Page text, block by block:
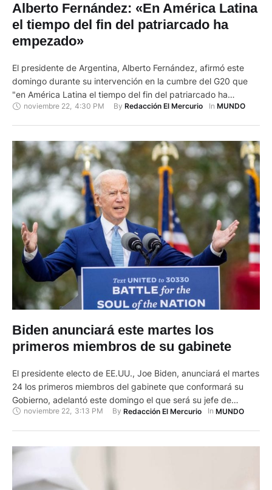
Alberto Fernández: «En América Latina
el tiempo del fin del patriarcado ha
empezado»
El presidente de Argentina, Alberto Fernández, afirmó este
domingo durante su intervención en la cumbre del G20 que
"en América Latina el tiempo del fin del patriarcado ha
empezado", y señaló que "el empoderamiento de las mujeres
noviembre 22 4:30 PM By Redacción El Mercurio In MUNDO
Biden anunciará este martes los
primeros miembros de su gabinete
El presidente electo de EE.UU., Joe Biden, anunciará el martes
24 los primeros miembros del gabinete que conformará su
Gobierno, adelantó este domingo el que será su jefe de
gabinete en la Casa Blanca, Ron Klain. "Verán los primeros
noviembre 22, 3:13 PM By Redacción El Mercurio In MUNDO